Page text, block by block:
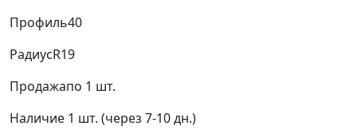
Профиль40
РадиусR19
Продажапо 1 шт.
Наличие 1 шт. (через 7-10 дн.)